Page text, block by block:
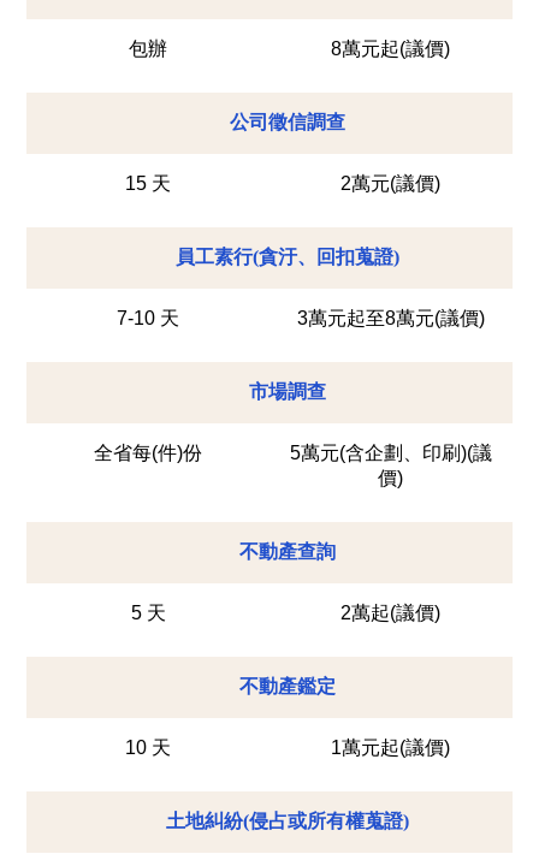
包辦 8萬元起(議價)
公司徵信調查
15 天 2萬元(議價)
員工素行(貪汙、回扣蒐證)
7-10 天 3萬元起至8萬元(議價)
市場調查
全省每(件)份
5萬元(含企劃、印刷)(議
價)
不動產查詢
5 天 2萬起(議價)
不動產鑑定
10 天 1萬元起(議價)
土地糾紛(侵占或所有權蒐證)